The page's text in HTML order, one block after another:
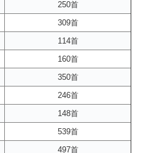
250首
309首
114首
160首
350首
246首
148首
539首
497首